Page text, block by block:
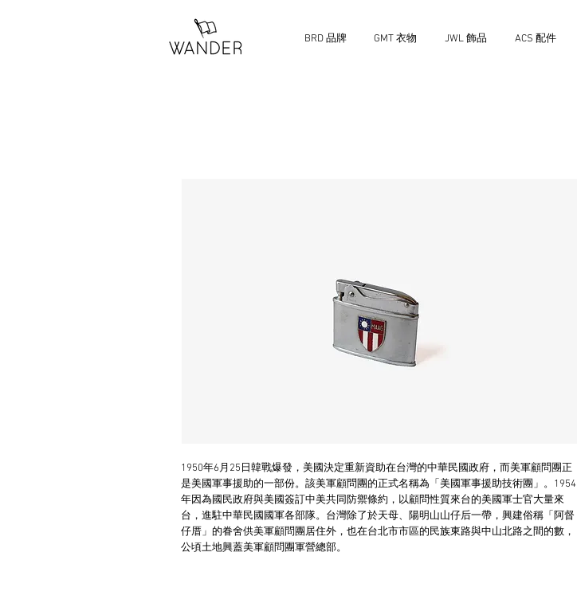
BRD 品牌 GMT 衣物 JWL 飾品 ACS 配件
1950年6月25日韓戰爆發，美國決定重新資助在台灣的中華民國政府，而美軍顧問團正
是美國軍事援助的一部份。該美軍顧問團的正式名稱為「美國軍事援助技術團」。1954
年因為國民政府與美國簽訂中美共同防禦條約，以顧問性質來台的美國軍士官大量來
台，進駐中華民國國軍各部隊。台灣除了於天母、陽明山山仔后一帶，興建俗稱「阿督
仔厝」的眷舍供美軍顧問團居住外，也在台北市市區的民族東路與中山北路之間的數，
公頃土地興蓋美軍顧問團軍營總部。